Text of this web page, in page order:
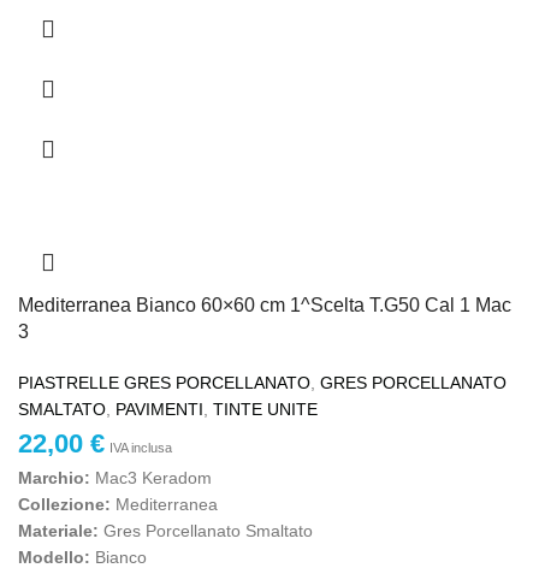
Mediterranea Bianco 60×60 cm 1^Scelta T.G50 Cal 1 Mac
3
PIASTRELLE GRES PORCELLANATO GRES PORCELLANATO
SMALTATO PAVIMENTI TINTE UNITE
22,00 € IVA inclusa
Marchio: Mac3 Keradom
Collezione: Mediterranea
Materiale: Gres Porcellanato Smaltato
Modello: Bianco